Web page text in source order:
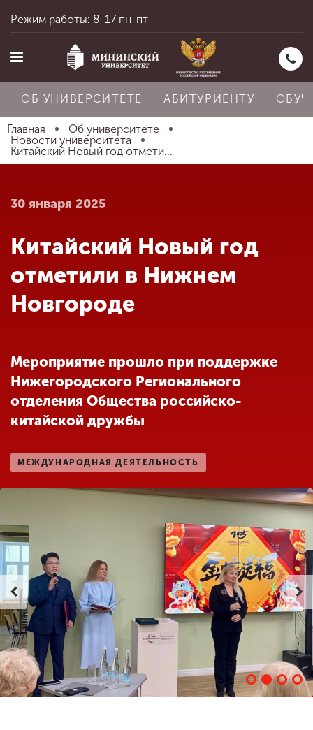
Главная
Абитуриенту
Обучение
Наука
Международная
деятельность
Другие виды
деятельности
Студенческая жизнь
Сведения об
образовательной
организации
ENG SPN CHI
Режим работы: 8-17 пн-пт
ОБ УНИВЕРСИТЕТЕ АБИТУРИЕНТУ
Главная
Об университете
Новости университета
Китайский Новый год отмети...
30 января 2025
Китайский Новый год
отметили в Нижнем
Новгороде
Мероприятие прошло при поддержке
Нижегородского Регионального
отделения Общества российско-
китайской дружбы
МЕЖДУНАРОДНАЯ ДЕЯТЕЛЬНОСТЬ